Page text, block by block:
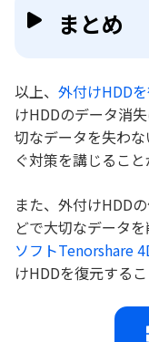
まとめ
以上、 外付けHDD
けHDDのデータ消
切なデータを失わ
ぐ対策を講じること
また、外付けHDD
どで大切なデータを
ソフトTenorshare
けHDDを復元するこ